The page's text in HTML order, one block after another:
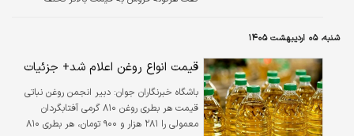
شنبه، ۰۵ اردیبهشت ۱۴۰۵
قیمت انواع روغن اعلام شد+ جزئیات
باشگاه خبرنگاران جوان: دبیر انجمن روغن نباتی
قیمت هر بطری روغن ۸۱۰ گرمی آفتابگردان
معمولی را ۲۸۱ هزار و ۹۰۰ تومان، هر بطری ۸۱۰